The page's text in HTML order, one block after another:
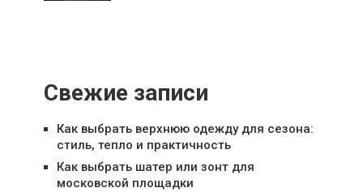
Свежие записи
Как выбрать верхнюю одежду для сезона:
стиль, тепло и практичность
Как выбрать шатер или зонт для
московской площадки